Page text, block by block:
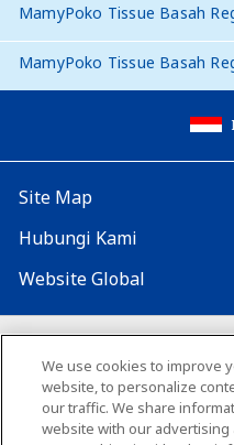
MamyPoko Tissue Basah
MamyPoko Tissue Basah
Site Map
Hubungi Kami
Website Global
Map Situs
Tentang penggunaan situs ini
We use cookies to improve
website, to personalize
our traffic. We share
website with our advertising